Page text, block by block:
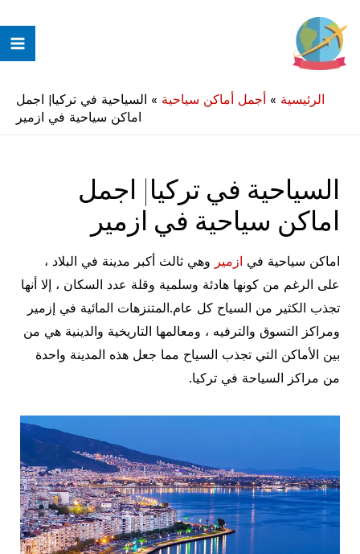
إلى
المحتوى
الرئيسية » أجمل أماكن سياحية » السياحية في تركيا| اجمل
اماكن سياحية في ازمير
السياحية في تركيا| اجمل
اماكن سياحية في ازمير
اماكن سياحية في ازمير وهي ثالث أكبر مدينة في البلاد ،
على الرغم من كونها هادئة وسلمية وقلة عدد السكان ، إلا أنها
تجذب الكثير من السياح كل عام.المتنزهات المائية في إزمير
ومراكز التسوق والترفيه ، ومعالمها التاريخية والدينية هي من
بين الأماكن التي تجذب السياح مما جعل هذه المدينة واحدة
من مراكز السياحة في تركيا.